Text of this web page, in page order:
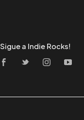
Sigue a Indie Rocks!